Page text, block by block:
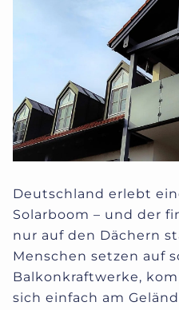
Deutschland erlebt
Solarboom – und der
nur auf den Dächern
Menschen setzen auf
Balkonkraftwerke,
sich einfach am